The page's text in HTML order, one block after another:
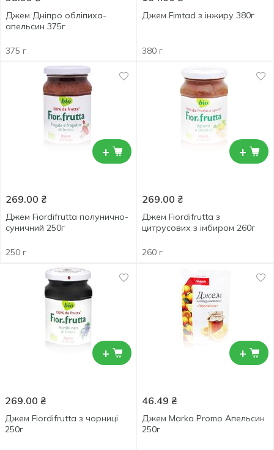
Джем Дніпро обліпиха-
апельсин 375г
375 г
Джем Fimtad з інжиру 380г
380 г
+
269.00 ₴
Джем Fiordifrutta полунично-
суничний 250г
250 г
+
269.00 ₴
Джем Fiordifrutta з
цитрусових з імбиром 260г
260 г
+
269.00 ₴
Джем Fiordifrutta з чорниці
250г
+
46.49 ₴
Джем Marka Promo Апельсин
250г